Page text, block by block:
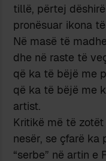
tillë, përtej
pronësuar ikona
Në masë të
dhe në raste të
që ka të bëjë me
që ka të bëjë me
artist.
Kritikë më të
nesër, se çfarë ka
“serbe” në artin e